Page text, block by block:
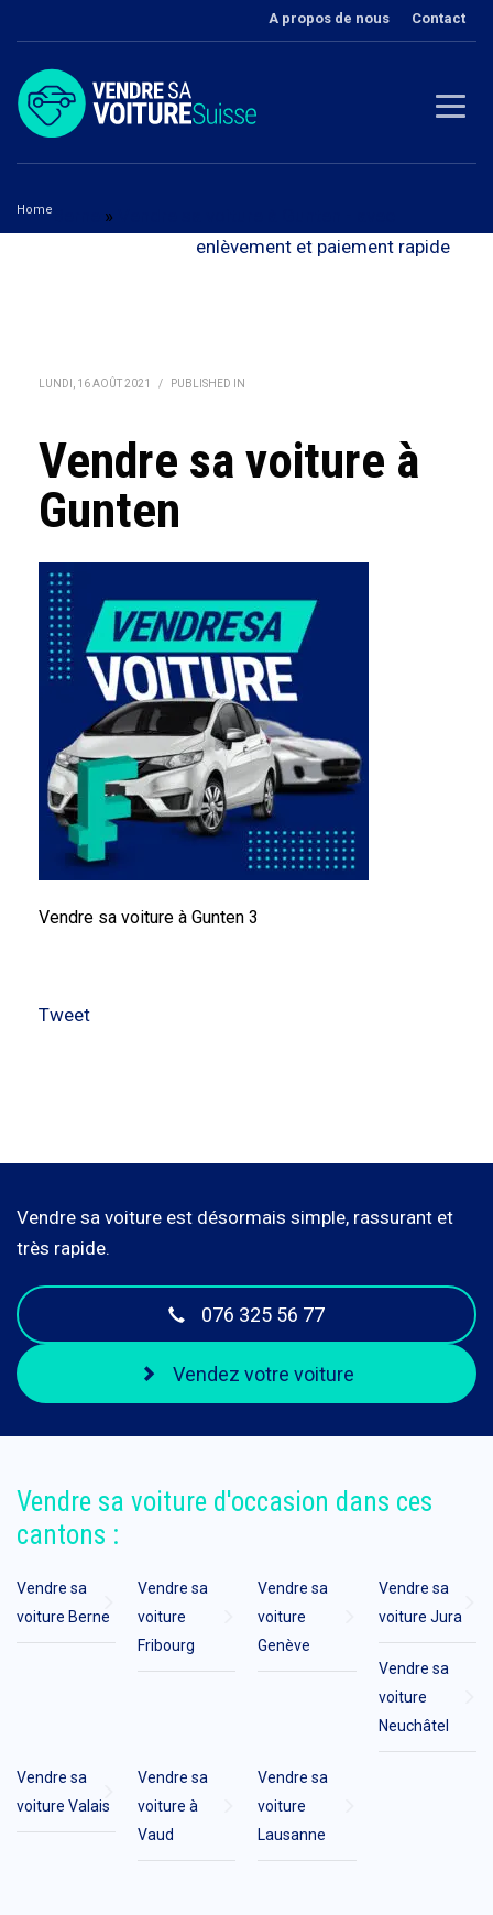
A propos de nous Contact
Home »
enlèvement et paiement rapide
LUNDI, 16 AOÛT 2021 / PUBLISHED IN
Vendre sa voiture à
Gunten
Vendre sa voiture à Gunten 3
Tweet
Vendre sa voiture est désormais simple, rassurant et
très rapide.
076 325 56 77
Vendez votre voiture
Vendre sa voiture d'occasion dans ces
cantons :
Vendre sa
voiture Berne
Vendre sa
voiture
Fribourg
Vendre sa
voiture
Genève
Vendre sa
voiture Jura
Vendre sa
voiture
Neuchâtel
Vendre sa
voiture Valais
Vendre sa
voiture à
Vaud
Vendre sa
voiture
Lausanne